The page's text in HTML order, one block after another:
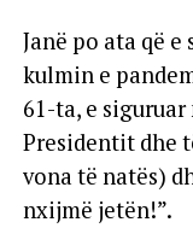
Janë po ata që e
kulmin e
61-ta, e
Presidentit dhe
vona të natës)
nxijmë jetën!”.